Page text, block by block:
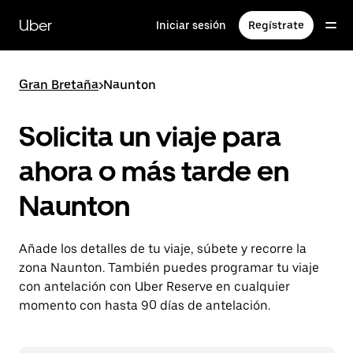
contenido
principal
Uber Iniciar sesión Regístrate
Gran Bretaña>Naunton
Solicita un viaje para
ahora o más tarde en
Naunton
Añade los detalles de tu viaje, súbete y recorre la
zona Naunton. También puedes programar tu viaje
con antelación con Uber Reserve en cualquier
momento con hasta 90 días de antelación.